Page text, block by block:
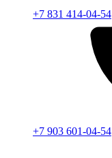
+7 831 414-04-54
+7 903 601-04-54